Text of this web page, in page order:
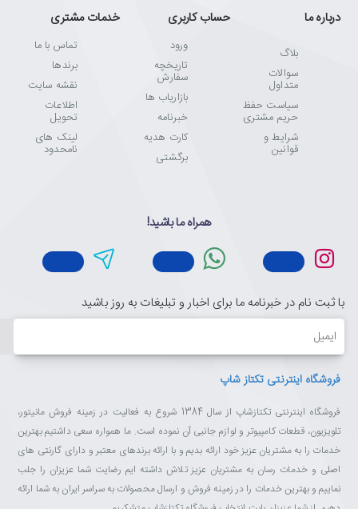
درباره ما
بلاگ
سوالات
متداول
سیاست حفظ
حریم مشتری
شرایط و
قوانین
حساب کاربری
ورود
تاریخچه
سفارش
بازاریاب ها
خبرنامه
کارت هدیه
برگشتی
خدمات مشتری
تماس با ما
برندها
نقشه سایت
اطلاعات
تحویل
لینک های
نامحدود
همراه ما باشید!
با ثبت نام در خبرنامه ما برای اخبار و تبلیغات به روز باشید
ایمیل
فروشگاه اینترنتی تکتاز شاپ
فروشگاه اینترنتی تکتازشاپ از سال 1384 شروع به فعالیت در زمینه فروش مانیتور،
تلویزیون، قطعات کامپیوتر و لوازم جانبی آن نموده است. ما همواره سعی داشتیم بهترین
خدمات را به مشتریان عزیز خود ارائه بدیم و با ارائه برندهای معتبر و دارای گارنتی های
اصلی و خدمات رسان به مشتریان عزیز تلاش داشته ایم رضایت شما عزیزان را جلب
نماییم و بهترین خدمات را در زمینه فروش و ارسال محصولات به سراسر ایران به شما ارائه